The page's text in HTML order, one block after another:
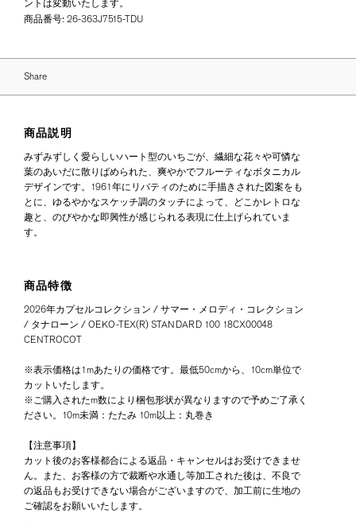
ントは変動いたします。
商品番号: 26-363J7515-TDU
Share
商品説明
みずみずしく愛らしいハート型のいちごが、繊細な花々や可憐な
葉のあいだに散りばめられた、爽やかでフルーティなボタニカル
デザインです。1961年にリバティのために手描きされた図案をも
とに、ゆるやかなスケッチ調のタッチによって、どこかレトロな
趣と、のびやかな即興性が感じられる表現に仕上げられていま
す。
商品特徴
2026年カプセルコレクション / サマー・メロディ・コレクション
/ タナローン / OEKO-TEX(R) STANDARD 100 18CX00048
CENTROCOT
※表示価格は1mあたりの価格です。最低50cmから、10cm単位で
カットいたします。
※ご購入されたm数により梱包形状が異なりますので予めご了承く
ださい。10m未満：たたみ 10m以上：丸巻き
【注意事項】
カット後のお客様都合による返品・キャンセルはお受けできませ
ん。また、お客様の方で裁断や水通し等加工された後は、不良で
の返品もお受けできない場合がございますので、加工前に生地の
ご確認をお願いいたします。